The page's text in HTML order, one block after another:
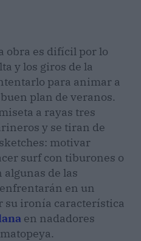
obra es difícil por lo
y los giros de la
para animar a
plan de veranos.
a rayas tres
y se tiran de
motivar
surf con tiburones o
algunas de las
en un
su ironía característica
en nadadores